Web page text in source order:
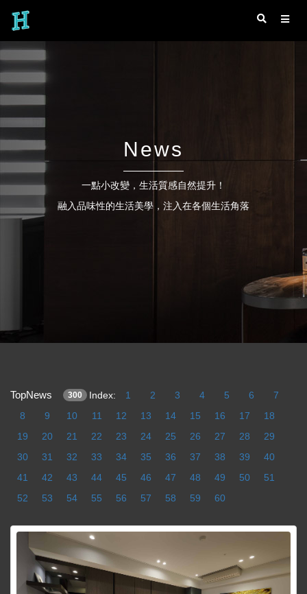
News
一點小改變，生活質感自然提升！
融入品味性的生活美學，注入在各個生活角落
TopNews 300 Index: 1 2 3 4 5 6
7
8
9 10 11 12 13 14 15 16 17
18
19
20 21 22 23 24 25 26 27 28
29
30
31 32 33 34 35 36 37 38 39
40
41
42 43 44 45 46 47 48 49 50
51
52
53 54 55 56 57 58 59 60